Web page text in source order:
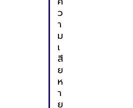
ว
า
ม
เ
สี
ย
ห
า
ย